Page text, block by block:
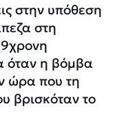
στην υπόθεση
στη
όταν η βόμβα
ώρα που τη
βρισκόταν το